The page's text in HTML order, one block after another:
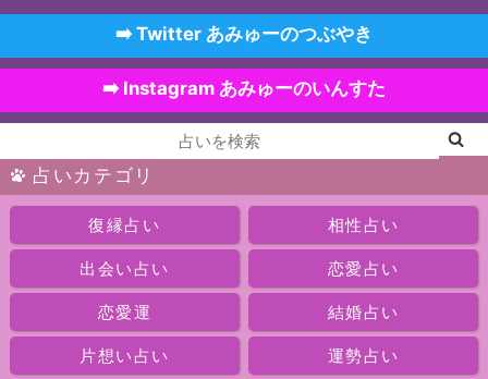
➡️ Twitter あみゅーのつぶやき
➡️ Instagram あみゅーのいんすた
占いカテゴリ
復縁占い 相性占い
出会い占い 恋愛占い
恋愛運 結婚占い
片想い占い 運勢占い